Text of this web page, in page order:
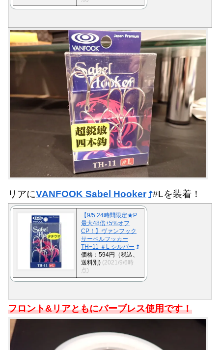
リアにVANFOOK Sabel Hooker #Lを装着！
【9/5 24時間限定★P
最大48倍+5%オフ
CP！】ヴァンフック
サーベルフッカー
TH−11 ＃L シルバー
価格：594円（税込、
送料別) (2021/9/6時
点)
フロント&リアともにバーブレス使用です！